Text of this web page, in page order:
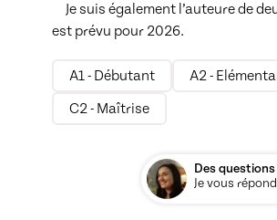
est prévu pour 2026.
A1 - Débutant A2 -
C2 - Maîtrise
Des questions
Je vous